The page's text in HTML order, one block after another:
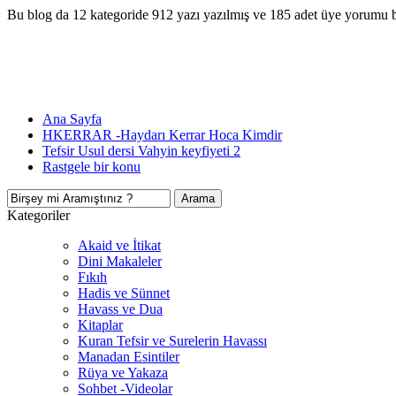
Bu blog da 12 kategoride 912 yazı yazılmış ve 185 adet üye yorumu
Ana Sayfa
HKERRAR -Haydarı Kerrar Hoca Kimdir
Tefsir Usul dersi Vahyin keyfiyeti 2
Rastgele bir konu
Kategoriler
Akaid ve İtikat
Dini Makaleler
Fıkıh
Hadis ve Sünnet
Havass ve Dua
Kitaplar
Kuran Tefsir ve Surelerin Havassı
Manadan Esintiler
Rüya ve Yakaza
Sohbet -Videolar